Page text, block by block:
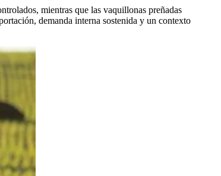
mientras que las vaquillonas preñadas
demanda interna sostenida y un contexto